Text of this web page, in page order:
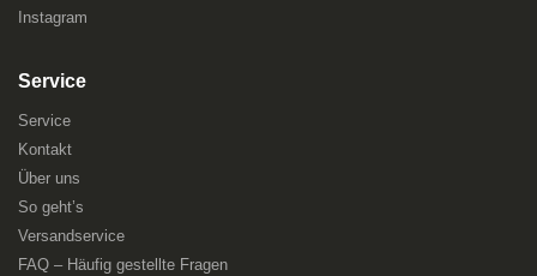
Instagram
Service
Service
Kontakt
Über uns
So geht’s
Versandservice
FAQ – Häufig gestellte Fragen